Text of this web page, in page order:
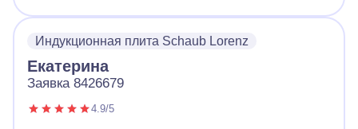
Индукционная плита Schaub Lorenz
Екатерина
Заявка 8426679
4.9/5